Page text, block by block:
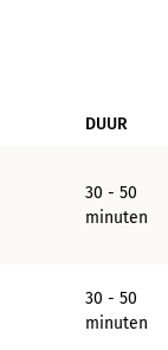
DUUR
30 - 50
minuten
30 - 50
minuten